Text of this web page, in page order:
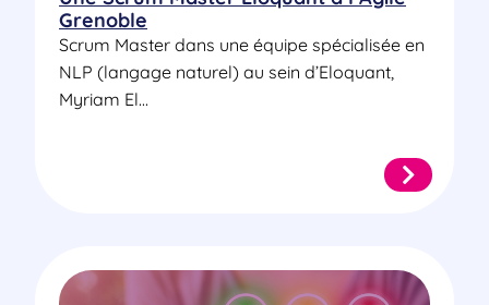
Grenoble
Scrum Master dans une équipe spécialisée en
NLP (langage naturel) au sein d’Eloquant,
Myriam El...